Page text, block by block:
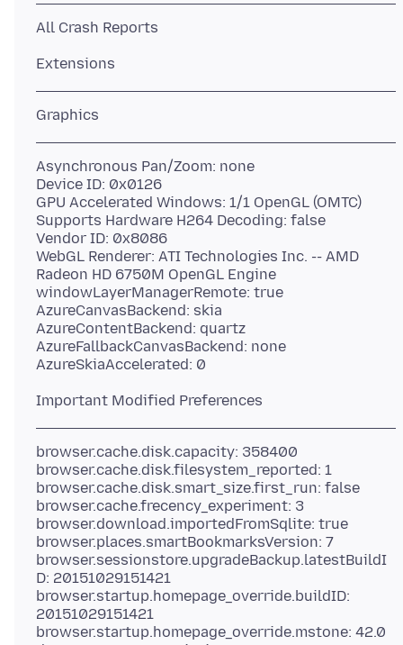
Asynchronous Pan/Zoom: none
Device ID: 0x0126
GPU Accelerated Windows: 1/1 OpenGL (OMTC)
Supports Hardware H264 Decoding: false
Vendor ID: 0x8086
WebGL Renderer: ATI Technologies Inc. -- AMD
Radeon HD 6750M OpenGL Engine
windowLayerManagerRemote: true
AzureCanvasBackend: skia
AzureContentBackend: quartz
AzureFallbackCanvasBackend: none
browser.cache.disk.capacity: 358400
browser.cache.disk.filesystem_reported: 1
browser.cache.disk.smart_size.first_run: false
browser.cache.frecency_experiment: 3
browser.download.importedFromSqlite: true
browser.places.smartBookmarksVersion: 7
browser.sessionstore.upgradeBackup.latestBuildI
D: 20151029151421
browser.startup.homepage_override.buildID:
20151029151421
browser.startup.homepage_override.mstone: 42.0